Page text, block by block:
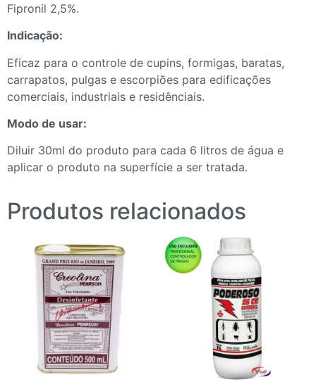
Fipronil 2,5%.
Indicação:
Eficaz para o controle de cupins, formigas, baratas,
carrapatos, pulgas e escorpiões para edificações
comerciais, industriais e residênciais.
Modo de usar:
Diluir 30ml do produto para cada 6 litros de água e
aplicar o produto na superfície a ser tratada.
Produtos relacionados